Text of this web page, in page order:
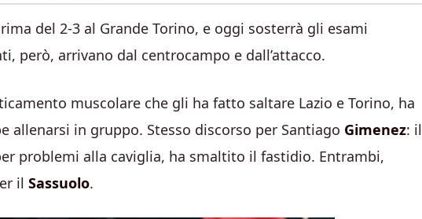
del 2-3 al Grande Torino, e oggi sosterrà gli esami
però, arrivano dal centrocampo e dall’attacco.
muscolare che gli ha fatto saltare Lazio e Torino, ha
allenarsi in gruppo. Stesso discorso per Santiago Gimenez: il
problemi alla caviglia, ha smaltito il fastidio. Entrambi,
il Sassuolo.